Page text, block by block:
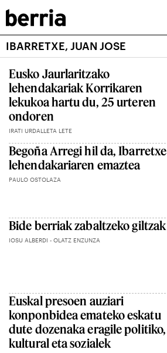
IBARRETXE, JUAN JOSE
Eusko Jaurlaritzako
lehendakariak Korrikaren
lekukoa hartu du, 25 urteren
ondoren
IRATI URDALLETA LETE
Begoña Arregi hil da, Ibarretxe
lehendakariaren emaztea
PAULO OSTOLAZA
Bide berriak zabaltzeko giltzak
IOSU ALBERDI - OLATZ ENZUNZA
Euskal presoen auziari
konponbidea emateko eskatu
dute dozenaka eragile politiko,
kultural eta sozialek